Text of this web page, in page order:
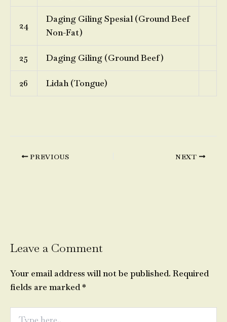
24
Daging Giling Spesial (Ground Beef
Non-Fat)
25 Daging Giling (Ground Beef)
26 Lidah (Tongue)
PREVIOUS NEXT
Leave a Comment
Your email address will not be published. Required
fields are marked*